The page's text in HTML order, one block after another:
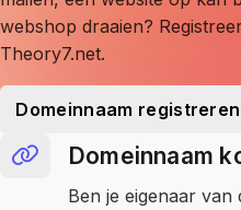
webshop draaien?
Theory7.net.
Domeinnaam registreren
Domeinnaam
Ben je eigenaar van